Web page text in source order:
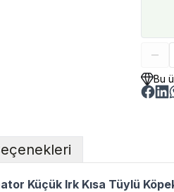
Bu
Küçük Irk Kısa Tüylü